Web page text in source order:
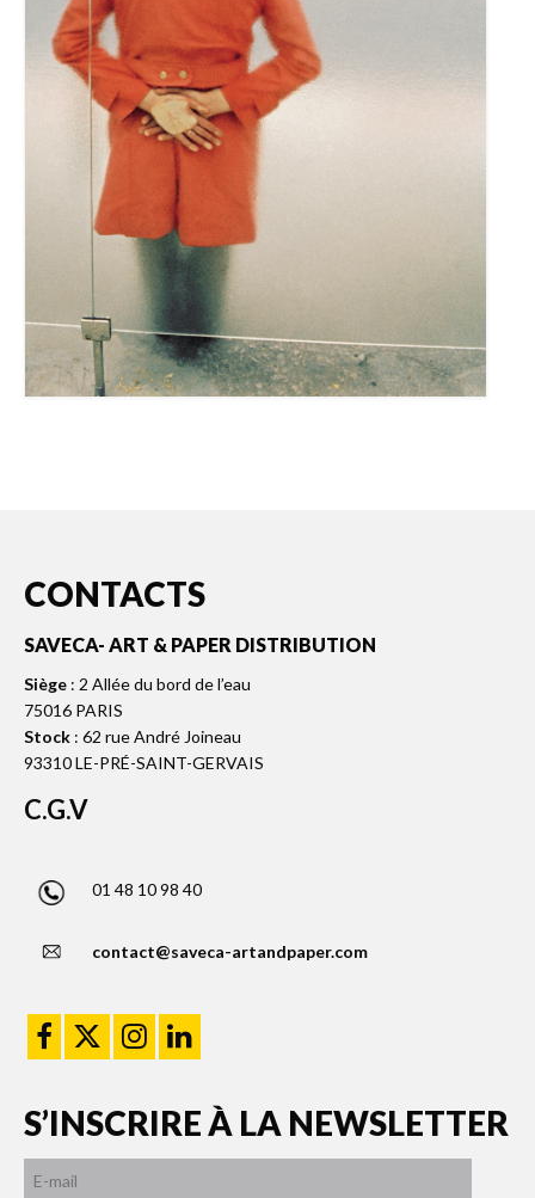
CONTACTS
SAVECA- ART & PAPER DISTRIBUTION
Siège : 2 Allée du bord de l’eau
75016 PARIS
Stock : 62 rue André Joineau
93310 LE-PRÉ-SAINT-GERVAIS
C.G.V
01 48 10 98 40
contact@saveca-artandpaper.com
S’INSCRIRE À LA NEWSLETTER